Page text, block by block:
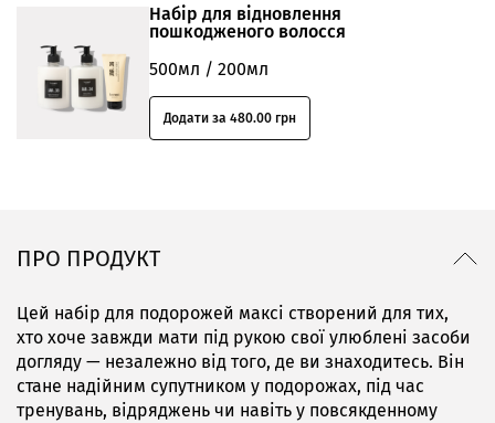
Набір для відновлення
пошкодженого волосся
500мл / 200мл
Додати за 480.00 грн
ПРО ПРОДУКТ
Цей набір для подорожей максі створений для тих,
хто хоче завжди мати під рукою свої улюблені засоби
догляду — незалежно від того, де ви знаходитесь. Він
стане надійним супутником у подорожах, під час
тренувань, відряджень чи навіть у повсякденному